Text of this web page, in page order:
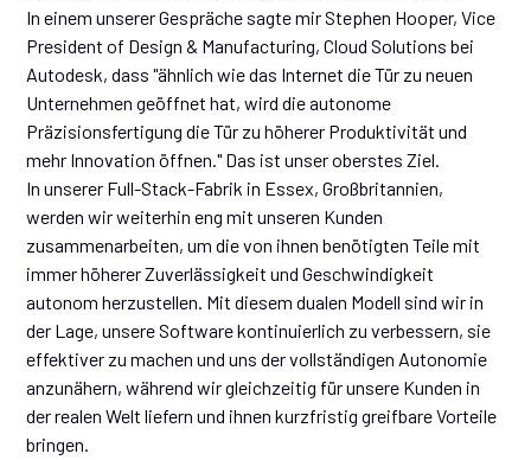
In einem unserer Gespräche sagte mir Stephen Hooper, Vice
President of Design & Manufacturing, Cloud Solutions bei
Autodesk, dass "ähnlich wie das Internet die Tür zu neuen
Unternehmen geöffnet hat, wird die autonome
Präzisionsfertigung die Tür zu höherer Produktivität und
mehr Innovation öffnen." Das ist unser oberstes Ziel.
In unserer Full-Stack-Fabrik in Essex, Großbritannien,
werden wir weiterhin eng mit unseren Kunden
zusammenarbeiten, um die von ihnen benötigten Teile mit
immer höherer Zuverlässigkeit und Geschwindigkeit
autonom herzustellen. Mit diesem dualen Modell sind wir in
der Lage, unsere Software kontinuierlich zu verbessern, sie
effektiver zu machen und uns der vollständigen Autonomie
anzunähern, während wir gleichzeitig für unsere Kunden in
der realen Welt liefern und ihnen kurzfristig greifbare Vorteile
bringen.